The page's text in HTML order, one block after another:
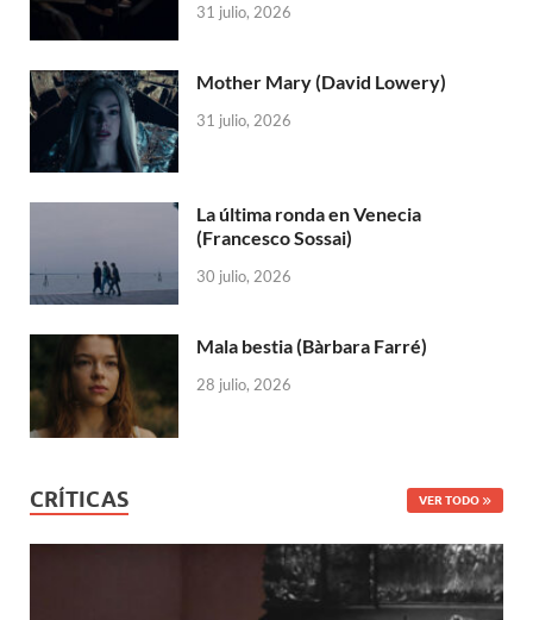
31 julio, 2026
Mother Mary (David Lowery)
31 julio, 2026
La última ronda en Venecia
(Francesco Sossai)
30 julio, 2026
Mala bestia (Bàrbara Farré)
28 julio, 2026
CRÍTICAS VER TODO